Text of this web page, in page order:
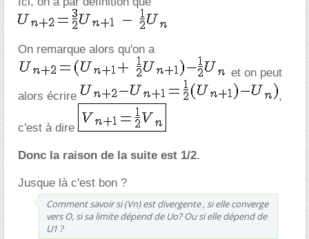
On remarque alors qu'on a
et on peut
alors écrire
,
c'est à dire
Donc la raison de la suite est 1/2.
Jusque là c'est bon ?
Comment savoir si (Vn) est divergente , si elle converge
vers O, si sa limite dépend de Uo? Ou si elle dépend de
U1 ?